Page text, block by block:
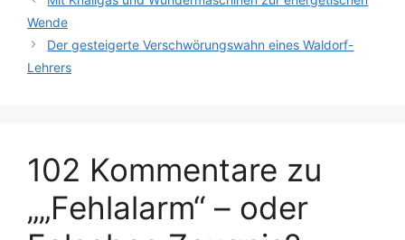
Wende
Der gesteigerte Verschwörungswahn eines Waldorf-
Lehrers
102 Kommentare zu
„„Fehlalarm“ – oder